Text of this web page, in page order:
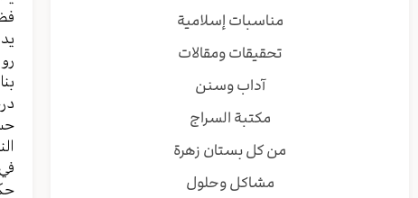
مناسبات إسلامية
تحقيقات ومقالات
آداب وسنن
مكتبة السراج
من كل بستان زهرة
مشاكل وحلول